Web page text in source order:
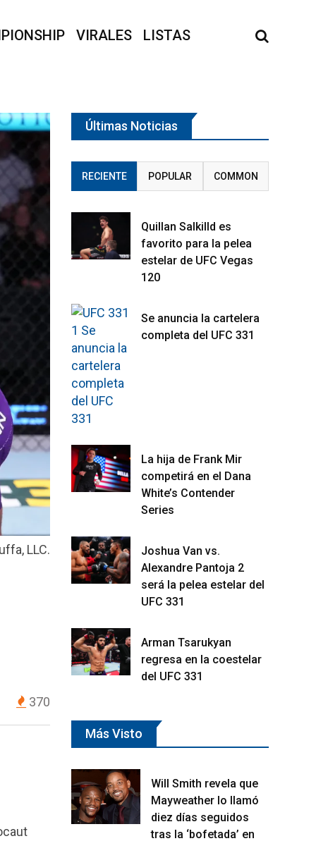
VIRALES LISTAS
LLC.
370
Últimas Noticias
RECIENTE POPULAR COMMON
Quillan Salkilld es
favorito para la pelea
estelar de UFC Vegas
120
Se anuncia la cartelera
completa del UFC 331
La hija de Frank Mir
competirá en el Dana
White’s Contender
Series
Joshua Van vs.
Alexandre Pantoja 2
será la pelea estelar del
UFC 331
Arman Tsarukyan
regresa en la coestelar
del UFC 331
Más Visto
Will Smith revela que
Mayweather lo llamó
diez días seguidos
tras la ‘bofetada’ en